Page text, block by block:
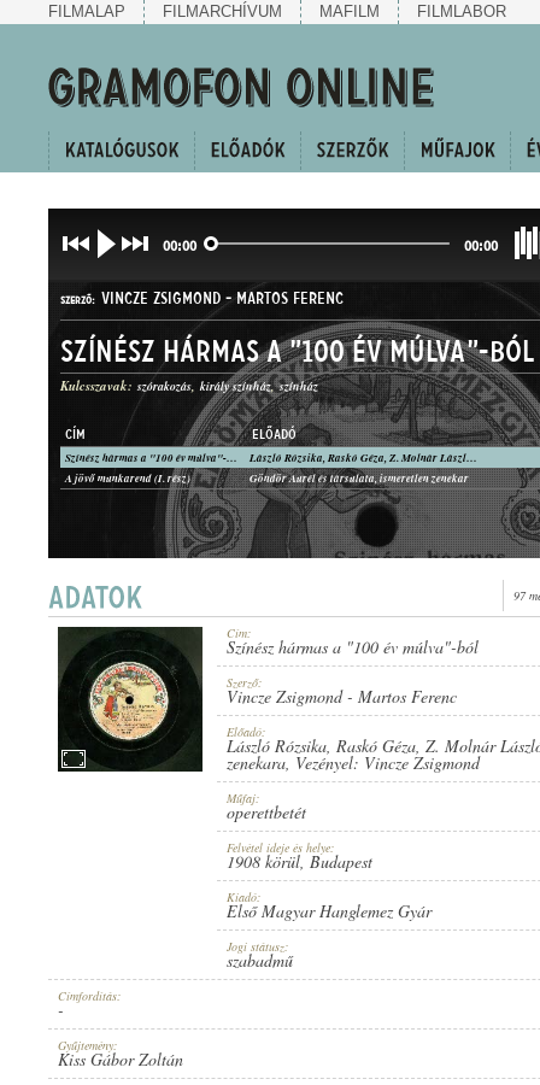
FILMALAP FILMARCHÍVUM MAFILM FILMLABOR
00:00 00:00
SZERZŐ: VINCZE ZSIGMOND -MARTOS FERENC
MŰFAJ: OPERETTBETÉT
MEGJELENÉS IDEJE: 1908 KÖRÜL
ELSŐ MAGYAR HANGLEMEZ GYÁR
Színész hármas a "100 év múlva"-ból
Kulcsszavak: szórakozás király színház színház
CÍM ELŐADÓ
Színész hármas a "100 év múlva"-ból
László Rózsika, Raskó Géza, Z. Molnár László, Király Színház zenekara, Vezényel: Vincze Zsigmond
A jövő munkarend (I. rész)
Göndör Aurél és társulata, ismeretlen zenekar
97
Cím:
Színész hármas a "100 év múlva"-ból
Szerző:
Vincze Zsigmond- Martos Ferenc
Előadó:
László Rózsika, Raskó Géza, Z. Molnár
zenekara, Vezényel: Vincze Zsigmond
Műfaj:
operettbetét
Felvétel ideje és helye:
1908 körül, Budapest
Kiadó:
Első Magyar Hanglemez Gyár
Jogi státusz:
szabadmű
Címfordítás:
-
Gyűjtemény:
Kiss Gábor Zoltán